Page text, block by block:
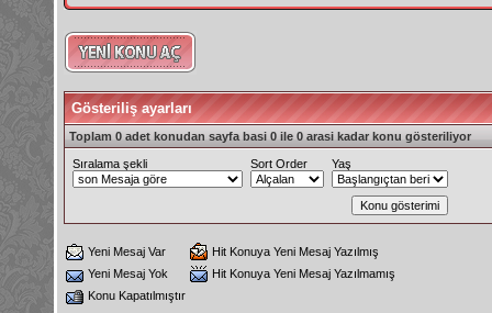
Gösteriliş ayarları
Toplam 0 adet konudan sayfa basi 0 ile 0 arasi kadar konu gösteriliyor
Sıralama şekli Sort Order Yaş
Yeni Mesaj Var
Hit Konuya Yeni Mesaj Yazılmış
Yeni Mesaj Yok
Hit Konuya Yeni Mesaj Yazılmamış
Konu Kapatılmıştır